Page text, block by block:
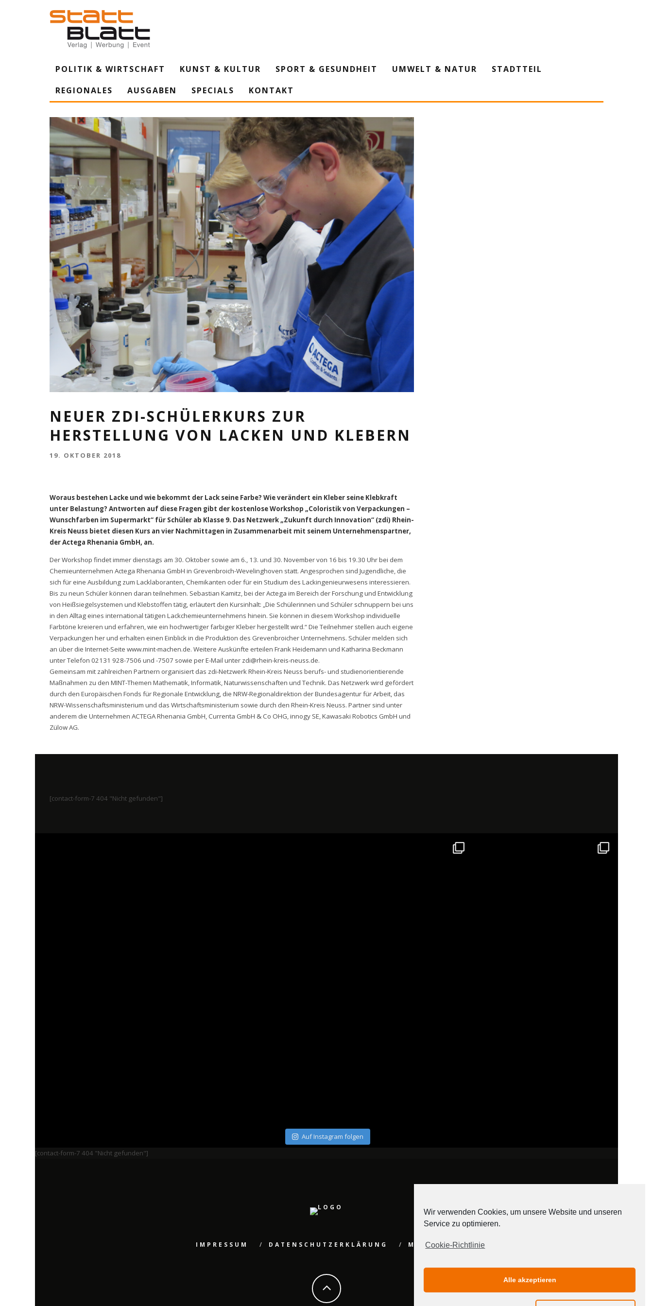
POLITIK & WIRTSCHAFT KUNST & KULTUR SPORT & GESUNDHEIT UMWELT & NATUR
STADTTEIL
REGIONALES
AUSGABEN SPECIALS KONTAKT
NEUER ZDI-SCHÜLERKURS ZUR
HERSTELLUNG VON LACKEN UND KLEBERN
19. OKTOBER 2018
Woraus bestehen Lacke und wie bekommt der Lack seine Farbe? Wie verändert ein Kleber seine Klebkraft
unter Belastung? Antworten auf diese Fragen gibt der kostenlose Workshop „Coloristik von Verpackungen –
Wunschfarben im Supermarkt“ für Schüler ab Klasse 9. Das Netzwerk „Zukunft durch Innovation“ (zdi) Rhein-
Kreis Neuss bietet diesen Kurs an vier Nachmittagen in Zusammenarbeit mit seinem Unternehmenspartner,
der Actega Rhenania GmbH, an.
Der Workshop findet immer dienstags am 30. Oktober sowie am 6., 13. und 30. November von 16 bis 19.30 Uhr bei dem
Chemieunternehmen Actega Rhenania GmbH in Grevenbroich-Wevelinghoven statt. Angesprochen sind Jugendliche, die
sich für eine Ausbildung zum Lacklaboranten, Chemikanten oder für ein Studium des Lackingenieurwesens interessieren.
Bis zu neun Schüler können daran teilnehmen. Sebastian Kamitz, bei der Actega im Bereich der Forschung und Entwicklung
von Heißsiegelsystemen und Klebstoffen tätig, erläutert den Kursinhalt: „Die Schülerinnen und Schüler schnuppern bei uns
in den Alltag eines international tätigen Lackchemieunternehmens hinein. Sie können in diesem Workshop individuelle
Farbtöne kreieren und erfahren, wie ein hochwertiger farbiger Kleber hergestellt wird.“ Die Teilnehmer stellen auch eigene
Verpackungen her und erhalten einen Einblick in die Produktion des Grevenbroicher Unternehmens. Schüler melden sich
an über die Internet-Seite www.mint-machen.de. Weitere Auskünfte erteilen Frank Heidemann und Katharina Beckmann
unter Telefon 02131 928-7506 und -7507 sowie per E-Mail unter zdi@rhein-kreis-neuss.de.
Gemeinsam mit zahlreichen Partnern organisiert das zdi-Netzwerk Rhein-Kreis Neuss berufs- und studienorientierende
Maßnahmen zu den MINT-Themen Mathematik, Informatik, Naturwissenschaften und Technik. Das Netzwerk wird gefördert
durch den Europäischen Fonds für Regionale Entwicklung, die NRW-Regionaldirektion der Bundesagentur für Arbeit, das
NRW-Wissenschaftsministerium und das Wirtschaftsministerium sowie durch den Rhein-Kreis Neuss. Partner sind unter
anderem die Unternehmen ACTEGA Rhenania GmbH, Currenta GmbH & Co OHG, innogy SE, Kawasaki Robotics GmbH und
Zülow AG.
[contact-form-7 404 "Nicht gefunden"]
Auf Instagram folgen
[contact-form-7 404 "Nicht gefunden"]
IMPRESSUM DATENSCHUTZERKLÄRUNG MEDIADATEN
Wir verwenden Cookies, um unsere Website und unseren
Service zu optimieren.
Cookie-Richtlinie
Alle akzeptieren